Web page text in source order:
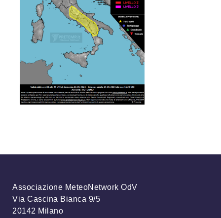
Associazione MeteoNetwork OdV
Via Cascina Bianca 9/5
20142 Milano